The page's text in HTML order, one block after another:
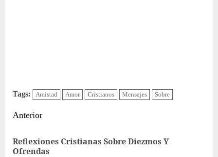
Tags: Amistad Amor Cristianos Mensajes Sobre
Sigue
leyendo
Anterior
Reflexiones Cristianas Sobre Diezmos Y
Ofrendas